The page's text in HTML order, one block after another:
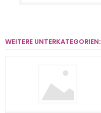
WEITERE UNTERKATEGORIEN: